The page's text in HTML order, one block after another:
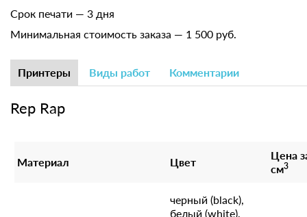
Срок печати — 3 дня
Минимальная стоимость заказа — 1 500 руб.
Принтеры Виды работ Комментарии
Rep Rap
Материал Цвет
Цена
см3
черный (black),
белый (white),